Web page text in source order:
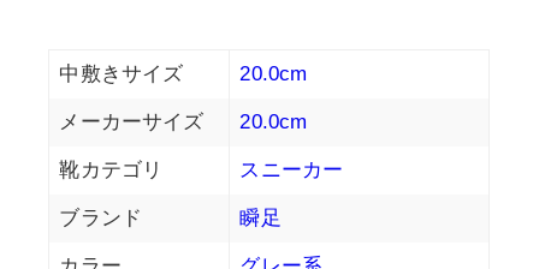
中敷きサイズ 20.0cm
メーカーサイズ 20.0cm
靴カテゴリ スニーカー
ブランド 瞬足